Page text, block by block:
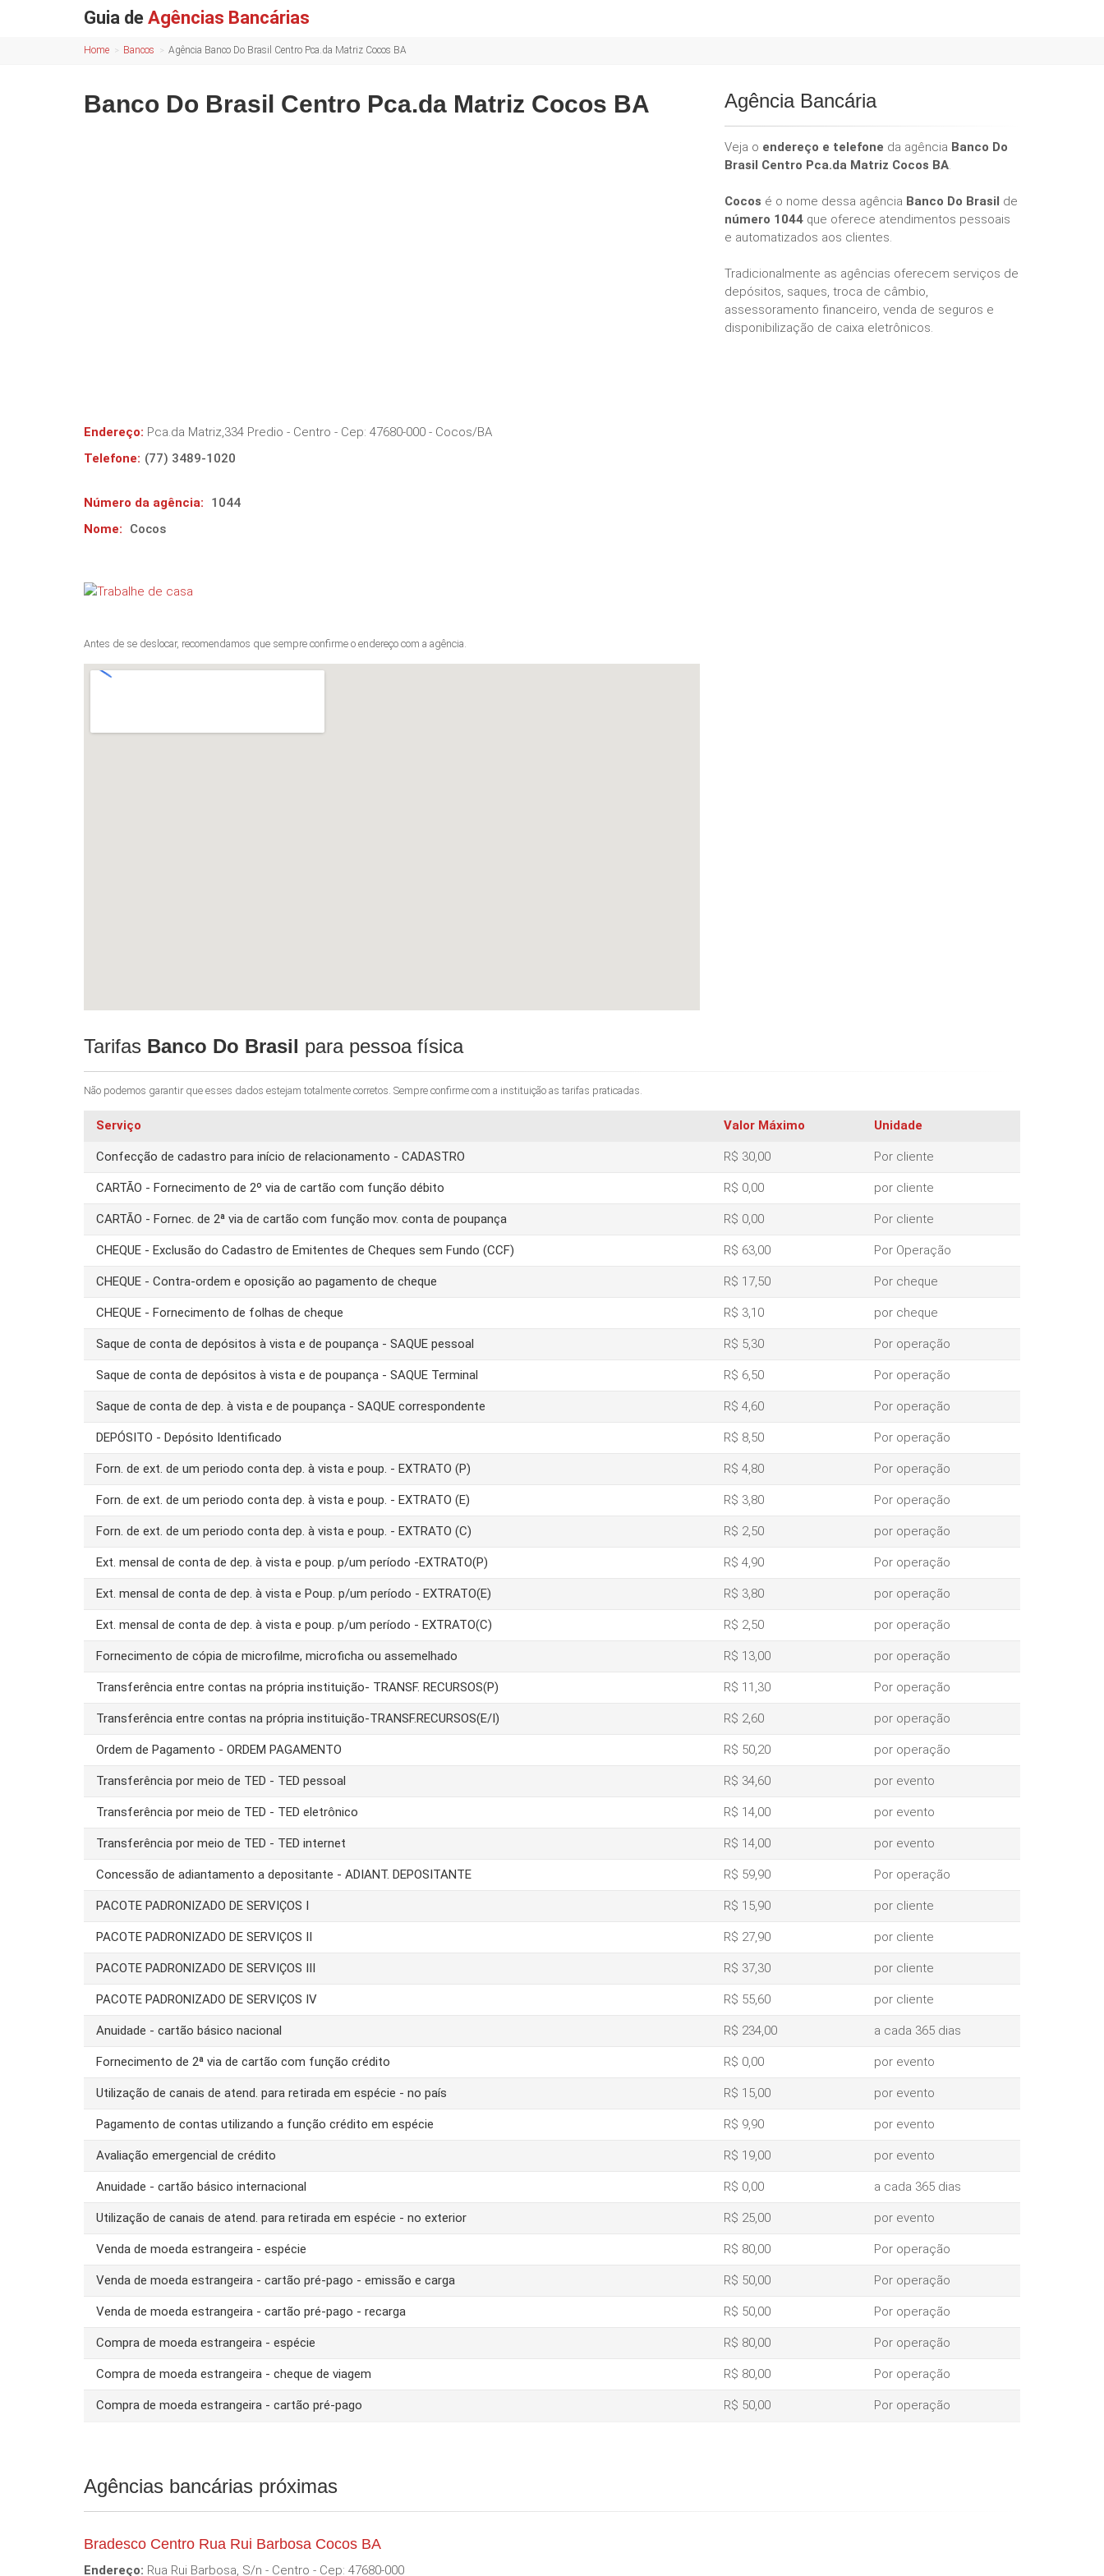
Guia de Agências Bancárias
Home Bancos Agência Banco Do Brasil Centro Pca.da Matriz Cocos BA
Banco Do Brasil Centro Pca.da Matriz Cocos BA
Endereço: Pca.da Matriz,334 Predio - Centro - Cep: 47680-000 - Cocos/BA
Telefone: (77) 3489-1020
Número da agência:
1044
Nome:
Cocos
Antes de se deslocar, recomendamos que sempre confirme o endereço com a agência.
Agência Bancária
Veja o endereço e telefone da agência Banco Do
Brasil Centro Pca.da Matriz Cocos BA.
Cocos é o nome dessa agência Banco Do Brasil de
número 1044 que oferece atendimentos pessoais
e automatizados aos clientes.
Tradicionalmente as agências oferecem serviços de
depósitos, saques, troca de câmbio,
assessoramento financeiro, venda de seguros e
disponibilização de caixa eletrônicos.
Tarifas Banco Do Brasil para pessoa física
Não podemos garantir que esses dados estejam totalmente corretos. Sempre confirme com a instituição as tarifas praticadas.
Serviço Valor Máximo Unidade
Confecção de cadastro para início de relacionamento - CADASTRO R$ 30,00 Por cliente
CARTÃO - Fornecimento de 2º via de cartão com função débito R$ 0,00 por cliente
CARTÃO - Fornec. de 2ª via de cartão com função mov. conta de poupança R$ 0,00 Por cliente
CHEQUE - Exclusão do Cadastro de Emitentes de Cheques sem Fundo (CCF) R$ 63,00 Por Operação
CHEQUE - Contra-ordem e oposição ao pagamento de cheque R$ 17,50 Por cheque
CHEQUE - Fornecimento de folhas de cheque R$ 3,10 por cheque
Saque de conta de depósitos à vista e de poupança - SAQUE pessoal R$ 5,30 Por operação
Saque de conta de depósitos à vista e de poupança - SAQUE Terminal R$ 6,50 Por operação
Saque de conta de dep. à vista e de poupança - SAQUE correspondente R$ 4,60 Por operação
DEPÓSITO - Depósito Identificado R$ 8,50 Por operação
Forn. de ext. de um periodo conta dep. à vista e poup. - EXTRATO (P) R$ 4,80 Por operação
Forn. de ext. de um periodo conta dep. à vista e poup. - EXTRATO (E) R$ 3,80 Por operação
Forn. de ext. de um periodo conta dep. à vista e poup. - EXTRATO (C) R$ 2,50 por operação
Ext. mensal de conta de dep. à vista e poup. p/um período -EXTRATO(P) R$ 4,90 Por operação
Ext. mensal de conta de dep. à vista e Poup. p/um período - EXTRATO(E) R$ 3,80 por operação
Ext. mensal de conta de dep. à vista e poup. p/um período - EXTRATO(C) R$ 2,50 por operação
Fornecimento de cópia de microfilme, microficha ou assemelhado R$ 13,00 por operação
Transferência entre contas na própria instituição- TRANSF. RECURSOS(P) R$ 11,30 Por operação
Transferência entre contas na própria instituição-TRANSF.RECURSOS(E/I) R$ 2,60 por operação
Ordem de Pagamento - ORDEM PAGAMENTO R$ 50,20 por operação
Transferência por meio de TED - TED pessoal R$ 34,60 por evento
Transferência por meio de TED - TED eletrônico R$ 14,00 por evento
Transferência por meio de TED - TED internet R$ 14,00 por evento
Concessão de adiantamento a depositante - ADIANT. DEPOSITANTE R$ 59,90 Por operação
PACOTE PADRONIZADO DE SERVIÇOS I R$ 15,90 por cliente
PACOTE PADRONIZADO DE SERVIÇOS II R$ 27,90 por cliente
PACOTE PADRONIZADO DE SERVIÇOS III R$ 37,30 por cliente
PACOTE PADRONIZADO DE SERVIÇOS IV R$ 55,60 por cliente
Anuidade - cartão básico nacional R$ 234,00 a cada 365 dias
Fornecimento de 2ª via de cartão com função crédito R$ 0,00 por evento
Utilização de canais de atend. para retirada em espécie - no país R$ 15,00 por evento
Pagamento de contas utilizando a função crédito em espécie R$ 9,90 por evento
Avaliação emergencial de crédito R$ 19,00 por evento
Anuidade - cartão básico internacional R$ 0,00 a cada 365 dias
Utilização de canais de atend. para retirada em espécie - no exterior R$ 25,00 por evento
Venda de moeda estrangeira - espécie R$ 80,00 Por operação
Venda de moeda estrangeira - cartão pré-pago - emissão e carga R$ 50,00 Por operação
Venda de moeda estrangeira - cartão pré-pago - recarga R$ 50,00 Por operação
Compra de moeda estrangeira - espécie R$ 80,00 Por operação
Compra de moeda estrangeira - cheque de viagem R$ 80,00 Por operação
Compra de moeda estrangeira - cartão pré-pago R$ 50,00 Por operação
Agências bancárias próximas
Bradesco Centro Rua Rui Barbosa Cocos BA
Endereço: Rua Rui Barbosa, S/n - Centro - Cep: 47680-000